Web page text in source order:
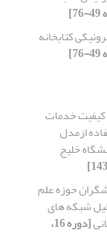
کتابخانه
کیفیت خدمات
ازمدل
خلیج
حوزه علم
شبکه های
[دوره 16،